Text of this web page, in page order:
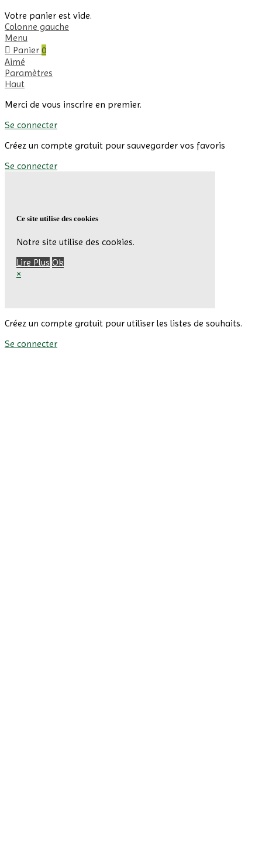
Votre panier est vide.
Colonne gauche
Menu
Panier 0
Aimé
Paramètres
Haut
Merci de vous inscrire en premier.
Se connecter
Créez un compte gratuit pour sauvegarder vos favoris
Se connecter
Ce site utilise des cookies
Notre site utilise des cookies.
Lire Plus Ok
×
Créez un compte gratuit pour utiliser les listes de souhaits.
Se connecter